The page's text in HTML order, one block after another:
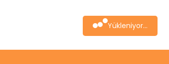
Yükleniyor...